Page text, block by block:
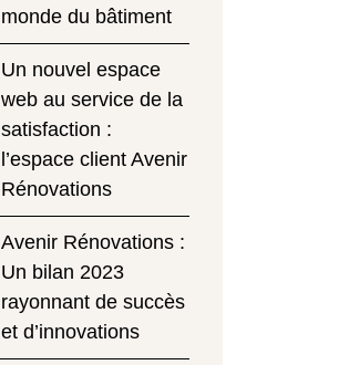
monde du bâtiment
Un nouvel espace
web au service de la
satisfaction :
l’espace client Avenir
Rénovations
Avenir Rénovations :
Un bilan 2023
rayonnant de succès
et d’innovations